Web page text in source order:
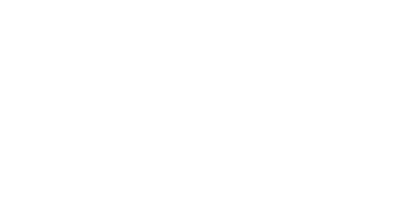
Sterberegister
wenn Sie zu